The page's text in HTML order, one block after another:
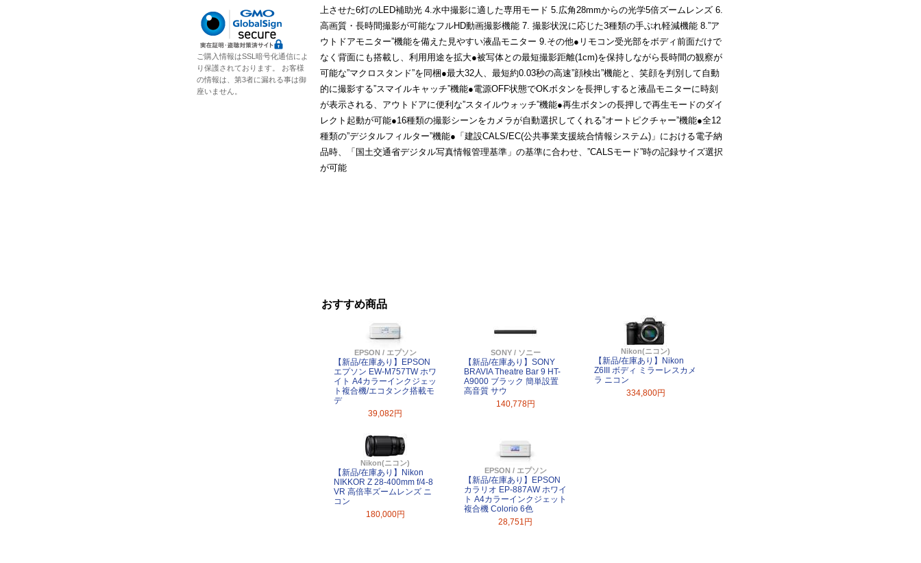
上させた6灯のLED補助光 4.水中撮影に適した専用モード 5.広角28mmからの光学5倍ズームレンズ 6.
高画質・長時間撮影が可能なフルHD動画撮影機能 7. 撮影状況に応じた3種類の手ぶれ軽減機能 8.”ア
ウトドアモニター”機能を備えた見やすい液晶モニター 9.その他●リモコン受光部をボディ前面だけで
なく背面にも搭載し、利用用途を拡大●被写体との最短撮影距離(1cm)を保持しながら長時間の観察が
可能な”マクロスタンド”を同梱●最大32人、最短約0.03秒の高速”顔検出”機能と、笑顔を判別して自動
的に撮影する”スマイルキャッチ”機能●電源OFF状態でOKボタンを長押しすると液晶モニターに時刻
が表示される、アウトドアに便利な”スタイルウォッチ”機能●再生ボタンの長押しで再生モードのダイ
レクト起動が可能●16種類の撮影シーンをカメラが自動選択してくれる”オートピクチャー”機能●全12
種類の”デジタルフィルター”機能●「建設CALS/EC(公共事業支援統合情報システム)」における電子納
品時、「国土交通省デジタル写真情報管理基準」の基準に合わせ、”CALSモード”時の記録サイズ選択
が可能
おすすめ商品
EPSON / エプソン
【新品/在庫あり】EPSON
エプソン EW-M757TW ホワ
イト A4カラーインクジェッ
ト複合機/エコタンク搭載モ
デ
39,082円
SONY / ソニー
【新品/在庫あり】SONY
BRAVIA Theatre Bar 9 HT-
A9000 ブラック 簡単設置
高音質 サウ
140,778円
Nikon(ニコン)
【新品/在庫あり】Nikon
Z6III ボディ ミラーレスカメ
ラ ニコン
334,800円
Nikon(ニコン)
【新品/在庫あり】Nikon
NIKKOR Z 28-400mm f/4-8
VR 高倍率ズームレンズ ニ
コン
180,000円
EPSON / エプソン
【新品/在庫あり】EPSON
カラリオ EP-887AW ホワイ
ト A4カラーインクジェット
複合機 Colorio 6色
28,751円
ご購入情報はSSL暗号化通信によ
り保護されております。 お客様
の情報は、第3者に漏れる事は御
座いません。